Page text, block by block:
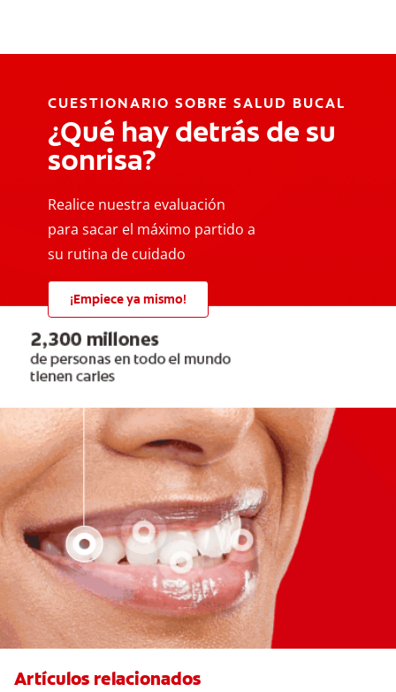
CUESTIONARIO SOBRE SALUD BUCAL
¿Qué hay detrás de su
sonrisa?
Realice nuestra evaluación
para sacar el máximo partido a
su rutina de cuidado
¡Empiece ya mismo!
Artículos relacionados